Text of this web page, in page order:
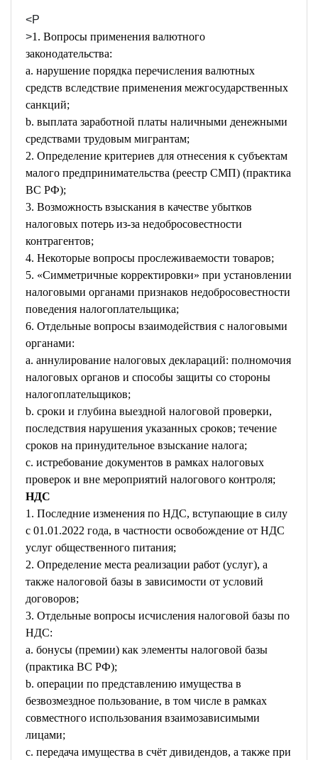
<P
>1. Вопросы применения валютного
законодательства:
a. нарушение порядка перечисления валютных
средств вследствие применения межгосударственных
санкций;
b. выплата заработной платы наличными денежными
средствами трудовым мигрантам;
2. Определение критериев для отнесения к субъектам
малого предпринимательства (реестр СМП) (практика
ВС РФ);
3. Возможность взыскания в качестве убытков
налоговых потерь из-за недобросовестности
контрагентов;
4. Некоторые вопросы прослеживаемости товаров;
5. «Симметричные корректировки» при установлении
налоговыми органами признаков недобросовестности
поведения налогоплательщика;
6. Отдельные вопросы взаимодействия с налоговыми
органами:
a. аннулирование налоговых деклараций: полномочия
налоговых органов и способы защиты со стороны
налогоплательщиков;
b. сроки и глубина выездной налоговой проверки,
последствия нарушения указанных сроков; течение
сроков на принудительное взыскание налога;
c. истребование документов в рамках налоговых
проверок и вне мероприятий налогового контроля;
НДС
1. Последние изменения по НДС, вступающие в силу
с 01.01.2022 года, в частности освобождение от НДС
услуг общественного питания;
2. Определение места реализации работ (услуг), а
также налоговой базы в зависимости от условий
договоров;
3. Отдельные вопросы исчисления налоговой базы по
НДС:
a. бонусы (премии) как элементы налоговой базы
(практика ВС РФ);
b. операции по представлению имущества в
безвозмездное пользование, в том числе в рамках
совместного использования взаимозависимыми
лицами;
c. передача имущества в счёт дивидендов, а также при